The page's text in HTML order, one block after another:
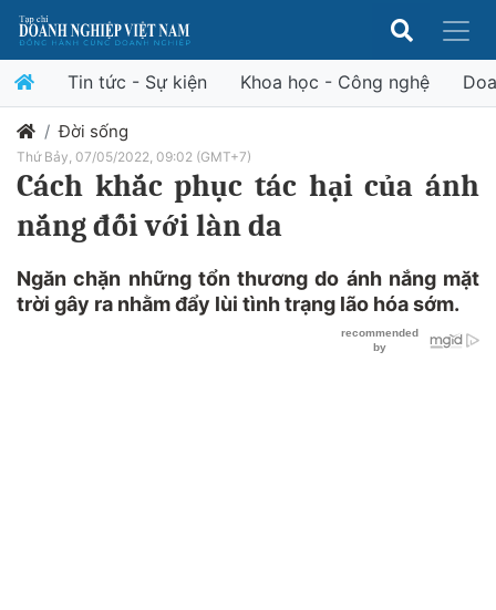
Tin tức - Sự kiện Khoa học - Công nghệ
Đời sống
Thứ Bảy, 07/05/2022, 09:02 (GMT+7)
Cách khắc phục tác hại của ánh
nắng đối với làn da
Ngăn chặn những tổn thương do ánh nắng mặt
trời gây ra nhằm đẩy lùi tình trạng lão hóa sớm.